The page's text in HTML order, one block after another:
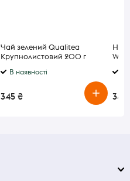
Чай зелений Qualitea
Крупнолистовий 200 г
В наявності
345 ₴ 345